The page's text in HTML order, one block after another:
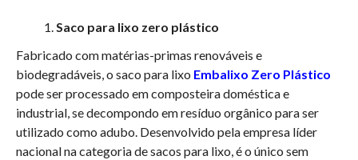
Saco para lixo zero plástico
Fabricado com matérias-primas renováveis e
biodegradáveis, o saco para lixo Embalixo Zero Plástico
pode ser processado em composteira doméstica e
industrial, se decompondo em resíduo orgânico para ser
utilizado como adubo. Desenvolvido pela empresa líder
nacional na categoria de sacos para lixo, é o único sem